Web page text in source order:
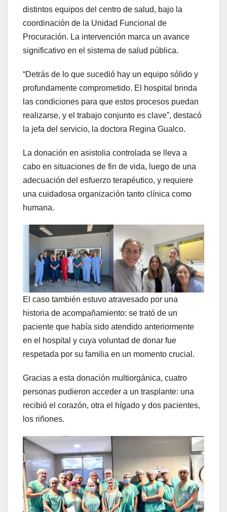
distintos equipos del centro de salud, bajo la
coordinación de la Unidad Funcional de
Procuración. La intervención marca un avance
significativo en el sistema de salud pública.
“Detrás de lo que sucedió hay un equipo sólido y
profundamente comprometido. El hospital brinda
las condiciones para que estos procesos puedan
realizarse, y el trabajo conjunto es clave”, destacó
la jefa del servicio, la doctora Regina Gualco.
La donación en asistolia controlada se lleva a
cabo en situaciones de fin de vida, luego de una
adecuación del esfuerzo terapéutico, y requiere
una cuidadosa organización tanto clínica como
humana.
El caso también estuvo atravesado por una
historia de acompañamiento: se trató de un
paciente que había sido atendido anteriormente
en el hospital y cuya voluntad de donar fue
respetada por su familia en un momento crucial.
Gracias a esta donación multiorgánica, cuatro
personas pudieron acceder a un trasplante: una
recibió el corazón, otra el hígado y dos pacientes,
los riñones.